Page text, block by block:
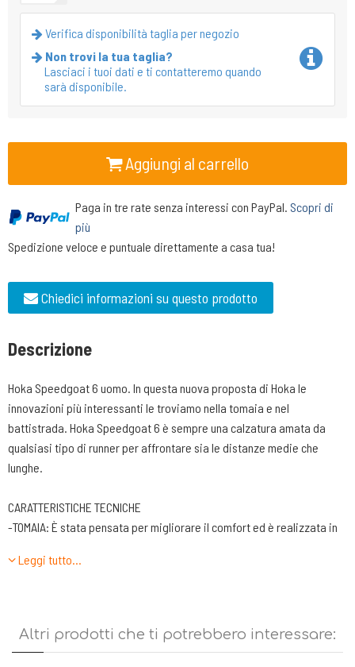
Verifica disponibilità taglia per negozio
Non trovi la tua taglia?
Lasciaci i tuoi dati e ti contatteremo quando
sarà disponibile.
Aggiungi al carrello
Paga in tre rate senza interessi con PayPal. Scopri di
più
Spedizione veloce e puntuale direttamente a casa tua!
Chiedici informazioni su questo prodotto
Descrizione
Hoka Speedgoat 6 uomo. In questa nuova proposta di Hoka le
innovazioni più interessanti le troviamo nella tomaia e nel
battistrada. Hoka Speedgoat 6 è sempre una calzatura amata da
qualsiasi tipo di runner per affrontare sia le distanze medie che
lunghe.
CARATTERISTICHE TECNICHE
-TOMAIA: È stata pensata per migliorare il comfort ed è realizzata in
del collo del piede e rinforzi termoplastici sulla punta. Allacciatura
leggera imbottitura per aumentare il comfort.
-TALLONE. Realizzato con una conchiglia contenitiva. In questo modo
Leggi tutto…
Altri prodotti che ti potrebbero interessare: